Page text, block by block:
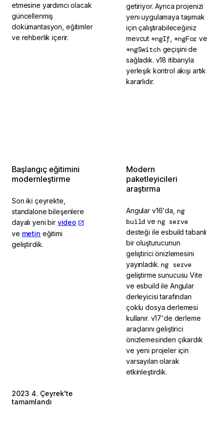
etmesine yardımcı olacak
güncellenmiş
dokümantasyon, eğitimler
ve rehberlik içerir.
getiriyor. Ayrıca projenizi
yeni uygulamaya taşımak
için çalıştırabileceğiniz
mevcut *ngIf *ngFor ve
*ngSwitch geçişini de
sağladık. v18 itibarıyla
yerleşik kontrol akışı artık
kararlıdır.
Başlangıç eğitimini
modernleştirme
Son iki çeyrekte,
standalone bileşenlere
dayalı yeni bir video
ve metin eğitimi
geliştirdik.
2023 4. Çeyrek'te
tamamlandı
Modern
paketleyicileri
araştırma
Angular v16'da, ng
build ve ng serve
desteği ile esbuild tabanlı
bir oluşturucunun
geliştirici önizlemesini
yayınladık.ng serve
geliştirme sunucusu Vite
ve esbuild ile Angular
derleyicisi tarafından
çoklu dosya derlemesi
kullanır. v17'de derleme
araçlarını geliştirici
önizlemesinden çıkardık
ve yeni projeler için
varsayılan olarak
etkinleştirdik.